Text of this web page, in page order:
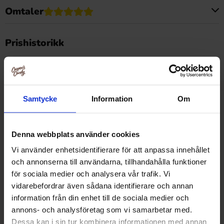
Samtycke Information Om
Denna webbplats använder cookies
Vi använder enhetsidentifierare för att anpassa innehållet
och annonserna till användarna, tillhandahålla funktioner
för sociala medier och analysera vår trafik. Vi
vidarebefordrar även sådana identifierare och annan
information från din enhet till de sociala medier och
annons- och analysföretag som vi samarbetar med.
Dessa kan i sin tur kombinera informationen med annan
Omtaler
Prishistorikk
Laveste pris de siste 30 dagene er 25.90 kr (2026-08-09)
Relaterte produkter
-9%